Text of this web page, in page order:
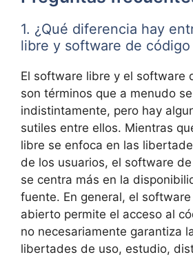
1. ¿Qué diferencia hay
libre y software de
El software libre y el software
son términos que a menudo
indistintamente, pero hay
sutiles entre ellos. Mientras
libre se enfoca en las
de los usuarios, el software
se centra más en la
fuente. En general, el
abierto permite el acceso al
no necesariamente garantiza
libertades de uso, estudio,